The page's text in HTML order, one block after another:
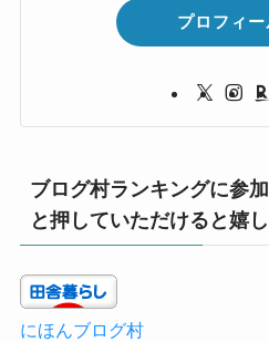
プロフィ
ブログ村ランキングに参
と押していただけると嬉
にほんブログ村